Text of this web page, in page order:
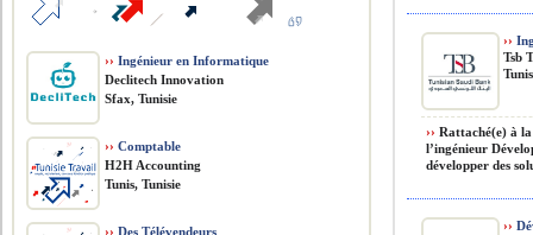
››
Tsb
›› Rattaché(e) à
l’ingénieur
développer des
››
›› Ingénieur en Informatique
Declitech Innovation
Sfax, Tunisie
›› Comptable
H2H Accounting
Tunis, Tunisie
›› Des Télévendeurs